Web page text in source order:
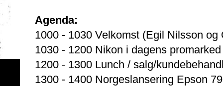
Agenda:
1000 - 1030 Velkomst (Egil Nilsson
1030 - 1200 Nikon i dagens
1200 - 1300 Lunch / salg/
1300 - 1400 Norgeslansering Epson